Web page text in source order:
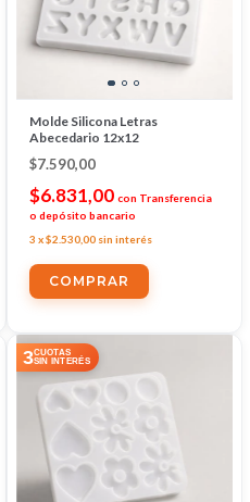
Molde Silicona Letras
Abecedario 12x12
$7.590,00
$6.831,00 con Transferencia
o depósito bancario
3 x$2.530,00 sin interés
3CUOTAS
SIN INTERÉS